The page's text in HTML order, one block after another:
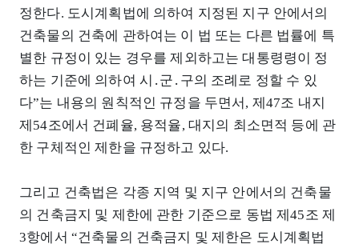
정한다. 도시계획법에 의하여 지정된 지구 안에서의
건축물의 건축에 관하여는 이 법 또는 다른 법률에 특
별한 규정이 있는 경우를 제외하고는 대통령령이 정
하는 기준에 의하여 시․군․구의 조례로 정할 수 있
다”는 내용의 원칙적인 규정을 두면서, 제47조 내지
제54조에서 건폐율, 용적율, 대지의 최소면적 등에 관
한 구체적인 제한을 규정하고 있다.
그리고 건축법은 각종 지역 및 지구 안에서의 건축물
의 건축금지 및 제한에 관한 기준으로 동법 제45조 제
3항에서 “건축물의 건축금지 및 제한은 도시계획법